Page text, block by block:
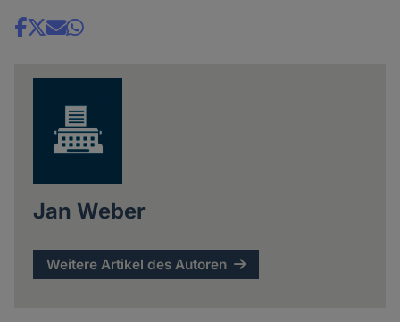
Share
Jan Weber
Weitere Artikel des Autoren